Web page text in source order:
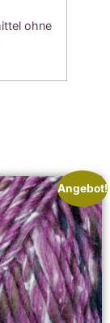
ohne
Angebot!